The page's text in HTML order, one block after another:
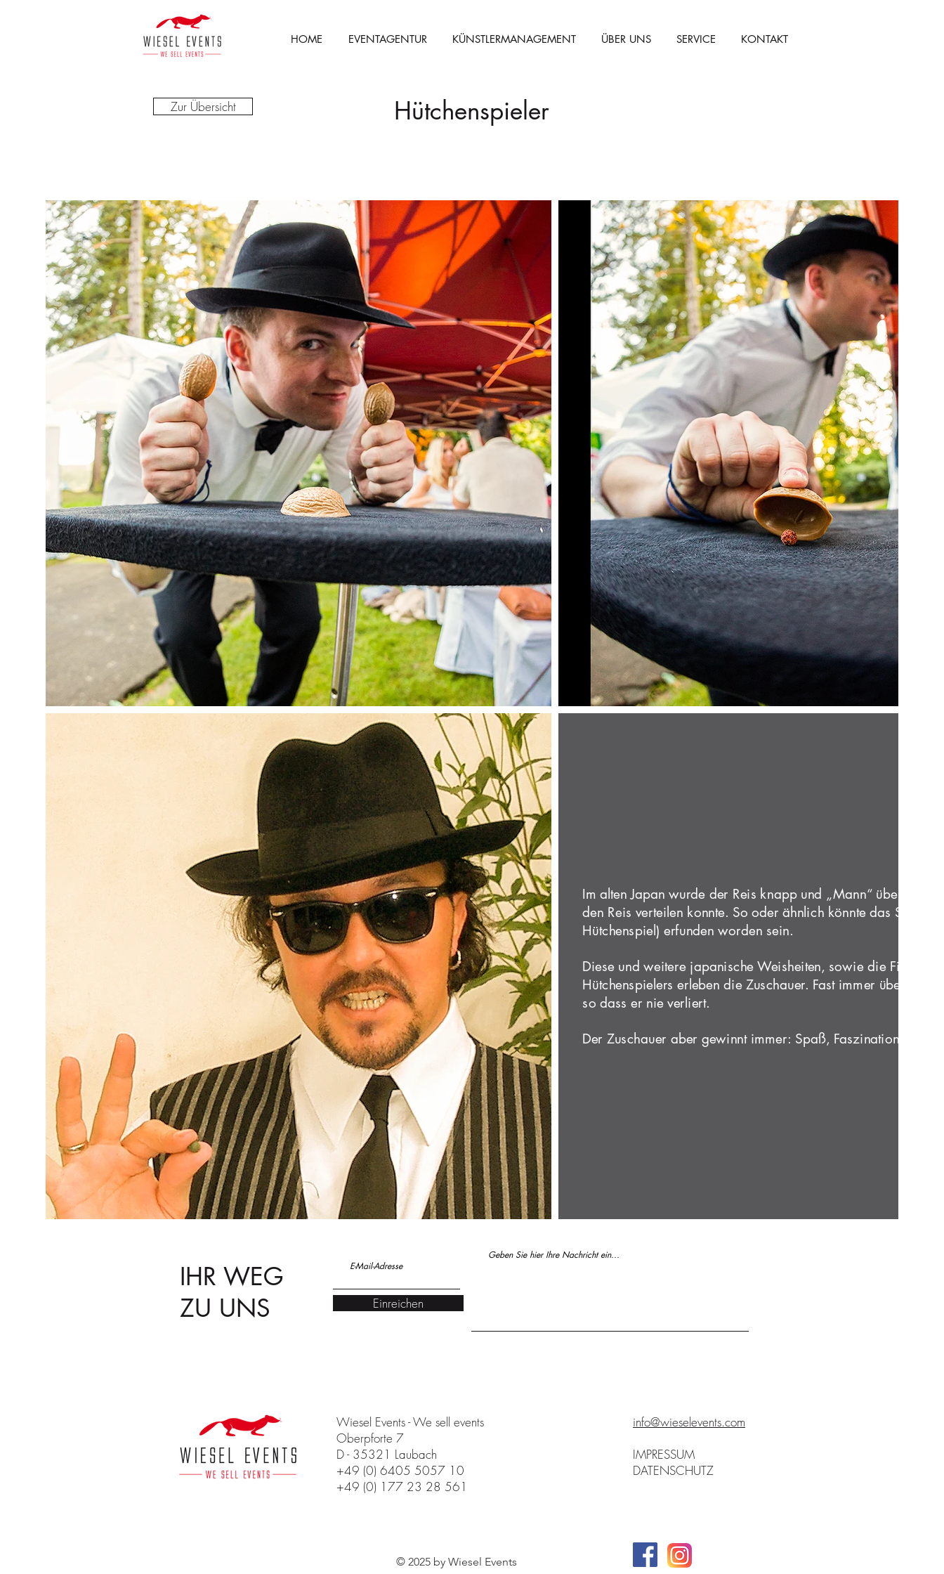
HOME EVENTAGENTUR KÜNSTLERMANAGEMENT ÜBER UNS SERVICE KONTAKT
Zur Übersicht Hütchenspieler
Im alten Japan wurde der Reis knapp und „Mann“ überlegte
den Reis verteilen konnte. So oder ähnlich könnte das
Hütchenspiel) erfunden worden sein.
Diese und weitere japanische Weisheiten, sowie die
Hütchenspielers erleben die Zuschauer. Fast immer überlistet
so dass er nie verliert.
Der Zuschauer aber gewinnt immer: Spaß, Faszination und
Einreichen
IHR WEG
ZU UNS
Wiesel Events - We sell events
Oberpforte 7
D - 35321 Laubach
+49 (0) 6405 5057 10
+49 (0) 177 23 28 561
info@wieselevents.com
IMPRESSUM
DATENSCHUTZ
© 2025 by Wiesel Events